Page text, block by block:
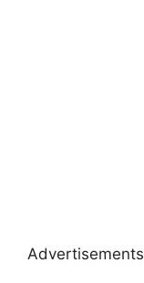
Advertisements